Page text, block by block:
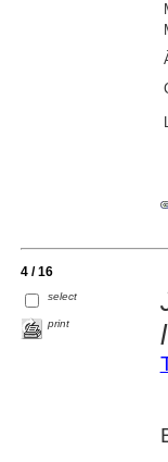
4 / 16
select
print